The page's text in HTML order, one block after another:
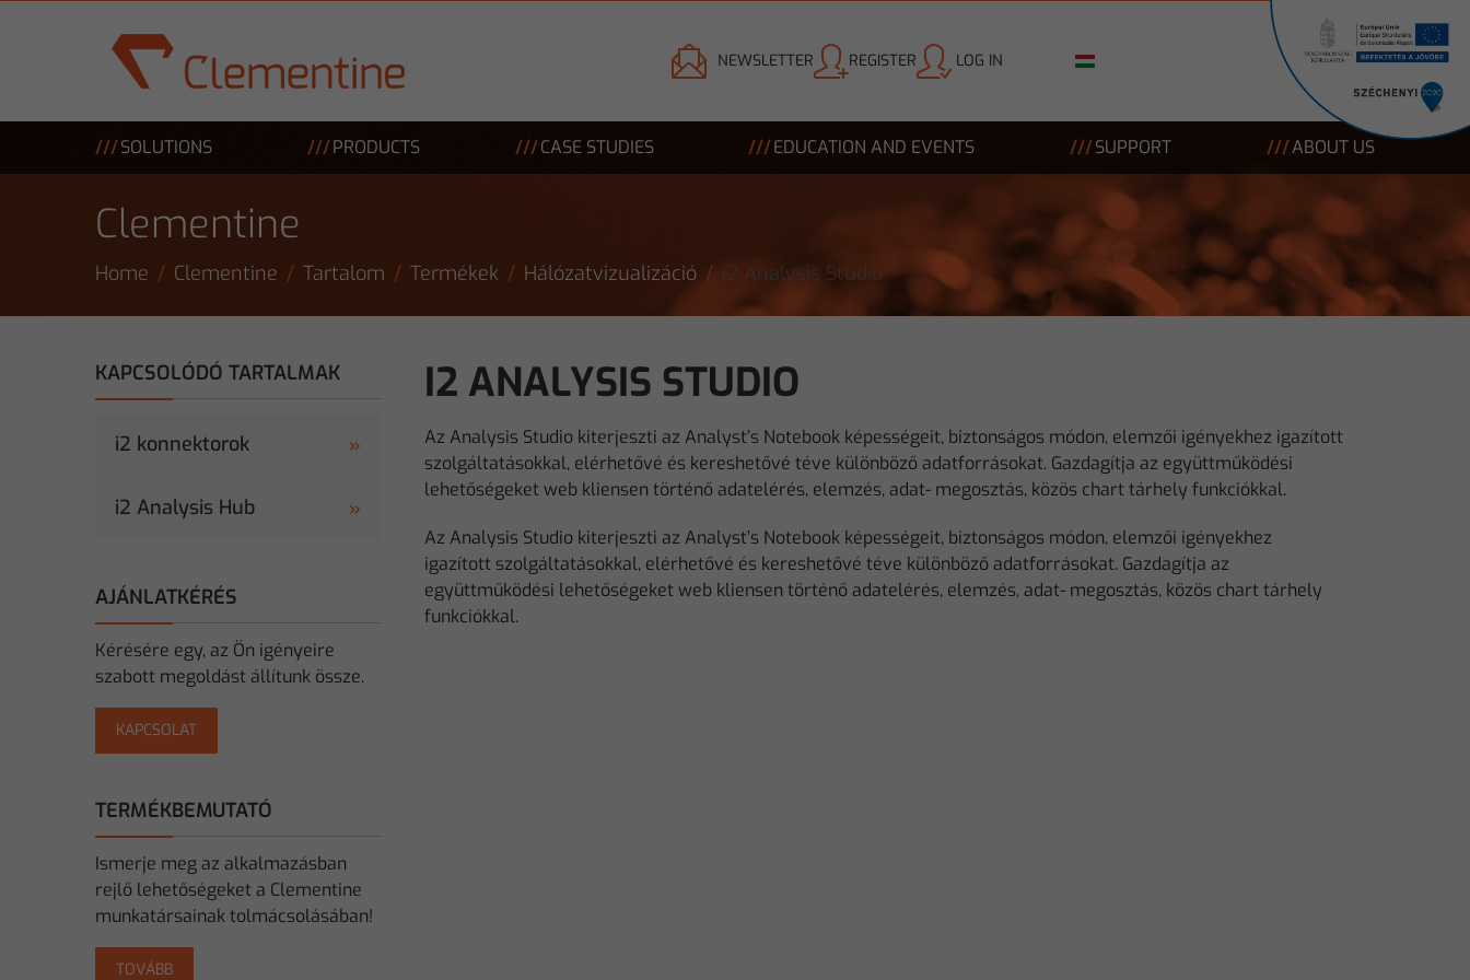
Skip to main content NEWSLETTER REGISTER LOG IN
SOLUTIONS PRODUCTS CASE STUDIES EDUCATION AND EVENTS SUPPORT ABOUT US
Clementine
Home Clementine Tartalom Termékek Hálózatvizualizáció i2 Analysis Studio
KAPCSOLÓDÓ TARTALMAK
i2 konnektorok
i2 Analysis Hub
AJÁNLATKÉRÉS
Kérésére egy, az Ön igényeire
szabott megoldást állítunk össze.
KAPCSOLAT
TERMÉKBEMUTATÓ
Ismerje meg az alkalmazásban
rejlő lehetőségeket a Clementine
munkatársainak tolmácsolásában!
TOVÁBB
I2 ANALYSIS STUDIO
Az Analysis Studio kiterjeszti az Analyst’s Notebook képességeit, biztonságos módon, elemzői igényekhez igazított
szolgáltatásokkal, elérhetővé és kereshetővé téve különböző adatforrásokat. Gazdagítja az együttműködési
lehetőségeket web kliensen történő adatelérés, elemzés, adat- megosztás, közös chart tárhely funkciókkal.
Az Analysis Studio kiterjeszti az Analyst’s Notebook képességeit, biztonságos módon, elemzői igényekhez
igazított szolgáltatásokkal, elérhetővé és kereshetővé téve különböző adatforrásokat. Gazdagítja az
együttműködési lehetőségeket web kliensen történő adatelérés, elemzés, adat- megosztás, közös chart tárhely
funkciókkal.